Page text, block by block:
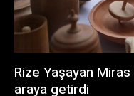
Rize Yaşayan
araya getirdi